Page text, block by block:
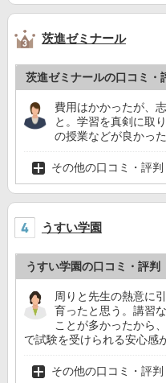
茨進ゼミナール
茨進ゼミナールの口コミ・
費用はかかったが、
と。学習を真剣に取
の授業などが良かっ
その他の口コミ・評判
うすい学園
うすい学園の口コミ・評判
周りと先生の熱意に
育ったと思う。講習
ことが多かったから
で試験を受けられる安心感
その他の口コミ・評判